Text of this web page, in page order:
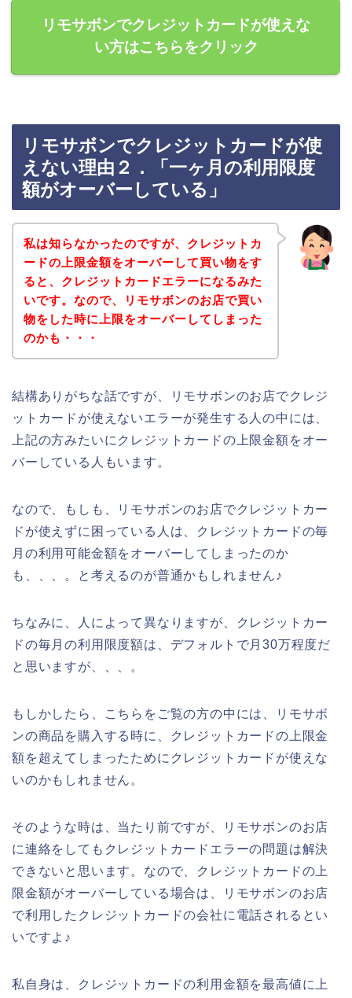
リモサボンでクレジットカードが使えな
い方はこちらをクリック
リモサボンでクレジットカードが使
えない理由２．「一ヶ月の利用限度
額がオーバーしている」
私は知らなかったのですが、クレジットカ
ードの上限金額をオーバーして買い物をす
ると、クレジットカードエラーになるみた
いです。なので、リモサボンのお店で買い
物をした時に上限をオーバーしてしまった
のかも・・・
結構ありがちな話ですが、リモサボンのお店でクレジ
ットカードが使えないエラーが発生する人の中には、
上記の方みたいにクレジットカードの上限金額をオー
バーしている人もいます。
なので、もしも、リモサボンのお店でクレジットカー
ドが使えずに困っている人は、クレジットカードの毎
月の利用可能金額をオーバーしてしまったのか
も、、、。と考えるのが普通かもしれません♪
ちなみに、人によって異なりますが、クレジットカー
ドの毎月の利用限度額は、デフォルトで月30万程度だ
と思いますが、、、。
もしかしたら、こちらをご覧の方の中には、リモサボ
ンの商品を購入する時に、クレジットカードの上限金
額を超えてしまったためにクレジットカードが使えな
いのかもしれません。
そのような時は、当たり前ですが、リモサボンのお店
に連絡をしてもクレジットカードエラーの問題は解決
できないと思います。なので、クレジットカードの上
限金額がオーバーしている場合は、リモサボンのお店
で利用したクレジットカードの会社に電話されるとい
いですよ♪
私自身は、クレジットカードの利用金額を最高値に上